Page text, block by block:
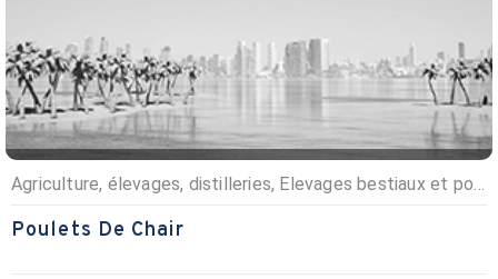
Agriculture, élevages, distilleries, Elevages bestiaux et poulets
Poulets De Chair